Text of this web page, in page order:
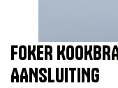
FOKER
AANSLUITING